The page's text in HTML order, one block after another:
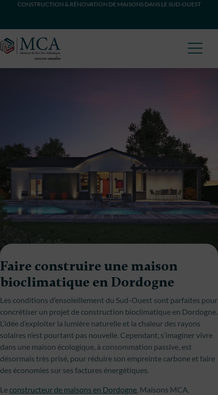
CONSTRUCTION & RÉNOVATION DE MAISONS DANS LE SUD-OUEST
Faire construire une maison
bioclimatique en Dordogne
Les conditions d’ensoleillement du Sud-Ouest sont parfaites pour
concrétiser un projet de construction bioclimatique en Dordogne.
L’idée d’exploiter la lumière naturelle et la chaleur des rayons
solaires n’est pourtant pas nouvelle. Cependant, s’imaginer vivre
dans une maison écologique, à consommation passive, est
désormais très prisé, pour réduire son empreinte carbone et faire
des économies sur ses factures énergétiques.
Leconstructeur de maisons en Dordogne, Maisons MCA,